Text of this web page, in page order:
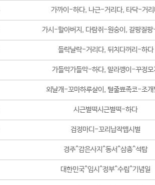
가까이-하다, 나근-거리다, 타닥-거리
가시-할아버지, 다람쥐-원숭이, 갈팡질
들락날락-거리다, 뒤치다꺼리-하다
가들막가들막-하다, 말라깽이-꾸정모
외날개-꼬마하루살이, 털줄뾰족코-조개
시근벌떡시근벌떡-하다
검정마디-꼬리납작맵시벌
경주^감은사지^동서^삼층^석탑
대한민국^임시^정부^수립^기념일